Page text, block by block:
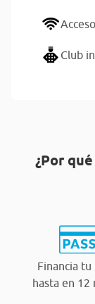
Club
¿Por
Financia tu
hasta en 12